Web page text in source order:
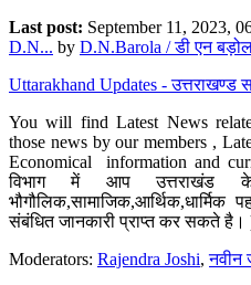
Last post: September 11, 2023,
D.N... by D.N.Barola / डी एन
Uttarakhand Updates - उत्तराखण्ड
You will find Latest News
those news by our members ,
Economical information and
विभाग में आप उत्तराखंड के
संबंधित जानकारी प्राप्त कर सकते है।
Moderators: Rajendra Joshi,नवीन